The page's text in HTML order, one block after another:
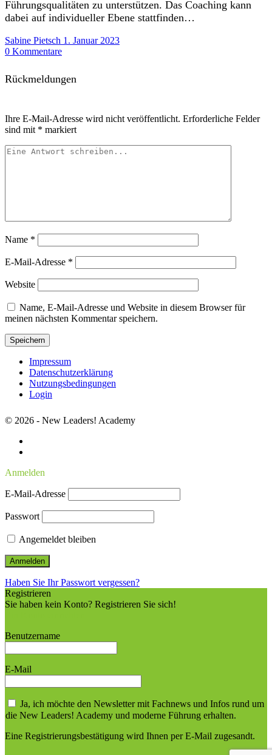
Führungsqualitäten zu unterstützen. Das Coaching kann
dabei auf individueller Ebene stattfinden…
Sabine Pietsch 1. Januar 2023
0 Kommentare
Rückmeldungen
Ihre E-Mail-Adresse wird nicht veröffentlicht. Erforderliche Felder
sind mit * markiert
Name *
E-Mail-Adresse *
Website
Name, E-Mail-Adresse und Website in diesem Browser für
meinen nächsten Kommentar speichern.
Impressum
Datenschutzerklärung
Nutzungsbedingungen
Login
© 2026 - New Leaders! Academy
Anmelden
E-Mail-Adresse
Passwort
Angemeldet bleiben
Haben Sie Ihr Passwort vergessen?
Registrieren
Sie haben kein Konto? Registrieren Sie sich!
Benutzername
E-Mail
Ja, ich möchte den Newsletter mit Fachnews und Infos rund um
die New Leaders! Academy und moderne Führung erhalten.
Eine Registrierungsbestätigung wird Ihnen per E-Mail zugesandt.